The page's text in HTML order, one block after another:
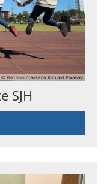
© Bild von manseok Kim auf Pixabay
SJH